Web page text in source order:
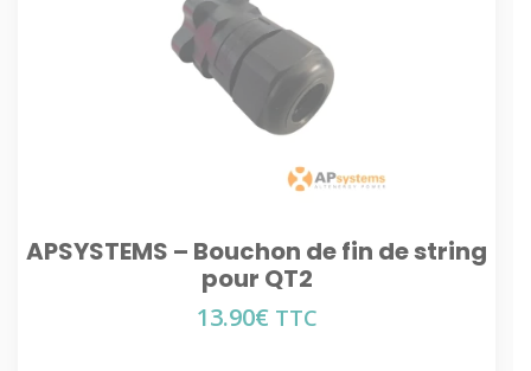
APSYSTEMS – Bouchon de fin de string
pour QT2
13.90€ TTC